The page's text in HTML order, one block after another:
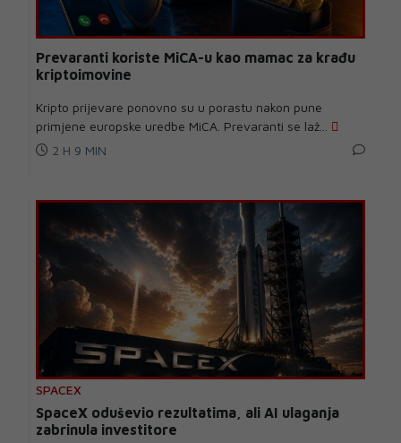
Prevaranti koriste MiCA-u kao mamac za krađu
kriptoimovine
Kripto prijevare ponovno su u porastu nakon pune
primjene europske uredbe MiCA. Prevaranti se laž...
2 H 9 MIN
SPACEX
SpaceX oduševio rezultatima, ali AI ulaganja
zabrinula investitore